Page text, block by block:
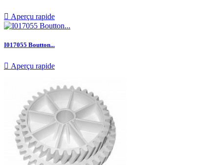
 Aperçu rapide
I017055 Boutton...
 Aperçu rapide